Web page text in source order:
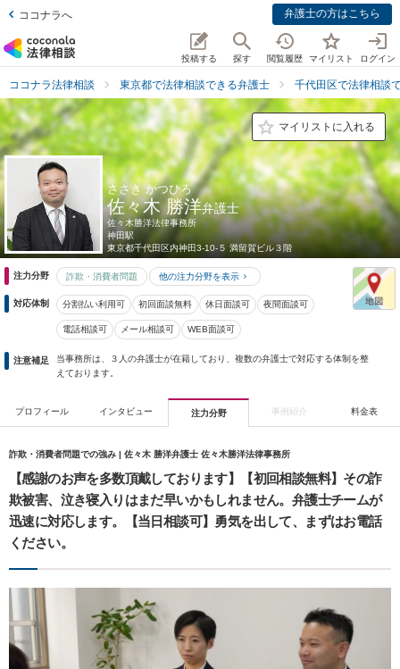
ココナラへ 弁護士の方はこちら
投稿する 探す 閲覧履歴 マイリスト ログイン
ココナラ法律相談 東京都で法律相談できる弁護士 千代田区で法律相談
マイリストに入れる
ささき かつひろ
佐々木 勝洋弁護士
佐々木勝洋法律事務所
神田駅
東京都千代田区内神田3-10-５ 満留賀ビル３階
注力分野 詐欺・消費者問題 他の注力分野を表示
対応体制 分割払い利用可 初回面談無料 休日面談可 夜間面談可
電話相談可 メール相談可 WEB面談可
注意補足
当事務所は、３人の弁護士が在籍しており、複数の弁護士で対応する体制を整
えております。
プロフィール インタビュー 注力分野 事例紹介 料金表
詐欺・消費者問題での強み | 佐々木 勝洋弁護士 佐々木勝洋法律事務所
【感謝のお声を多数頂戴しております】【初回相談無料】その詐
欺被害、泣き寝入りはまだ早いかもしれません。弁護士チームが
迅速に対応します。【当日相談可】勇気を出して、まずはお電話
ください。